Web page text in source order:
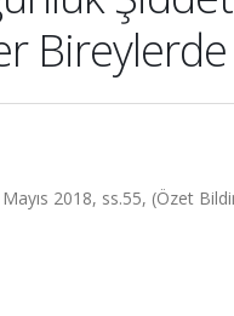
2018, ss.55, (Özet